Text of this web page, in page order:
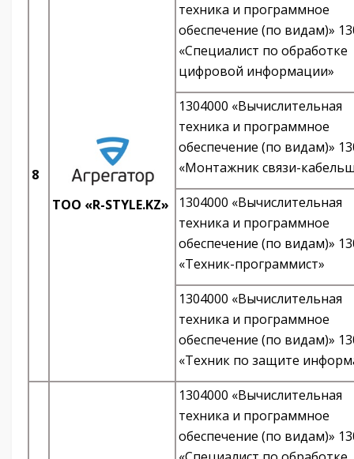
8
ТОО «R-STYLE.KZ»
техника и программное
обеспечение (по видам)»
«Специалист по обработке
цифровой информации»
1304000 «Вычислительная
техника и программное
обеспечение (по видам)»
«Монтажник связи-
1304000 «Вычислительная
техника и программное
обеспечение (по видам)»
«Техник-программист»
1304000 «Вычислительная
техника и программное
обеспечение (по видам)»
«Техник по защите
1304000 «Вычислительная
техника и программное
обеспечение (по видам)»